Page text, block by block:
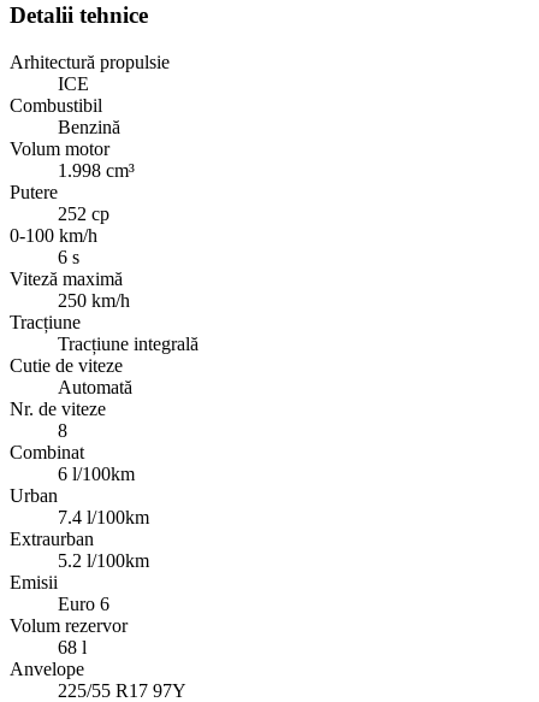
Detalii tehnice
Arhitectură propulsie
ICE
Combustibil
Benzină
Volum motor
1.998 cm³
Putere
252 cp
0-100 km/h
6 s
Viteză maximă
250 km/h
Tracțiune
Tracțiune integrală
Cutie de viteze
Automată
Nr. de viteze
8
Combinat
6 l/100km
Urban
7.4 l/100km
Extraurban
5.2 l/100km
Emisii
Euro 6
Volum rezervor
68 l
Anvelope
225/55 R17 97Y